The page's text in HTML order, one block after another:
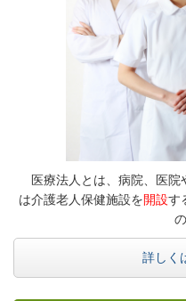
医療法人とは、病院、医院
は介護老人保健施設を開設す
詳しく